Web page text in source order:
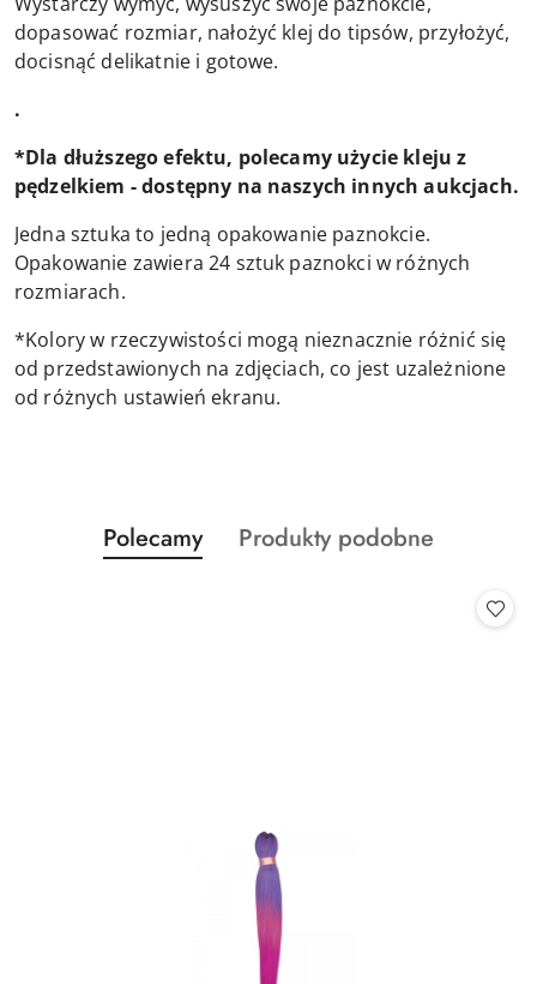
dopasować rozmiar, nałożyć klej do tipsów, przyłożyć,
docisnąć delikatnie i gotowe.
.
*Dla dłuższego efektu, polecamy użycie kleju z
pędzelkiem - dostępny na naszych innych aukcjach.
Jedna sztuka to jedną opakowanie paznokcie.
Opakowanie zawiera 24 sztuk paznokci w różnych
rozmiarach.
*Kolory w rzeczywistości mogą nieznacznie różnić się
od przedstawionych na zdjęciach, co jest uzależnione
od różnych ustawień ekranu.
Pomiń karuzelę produktów
Produkty
o
Polecamy
Produkty
Produkty podobne